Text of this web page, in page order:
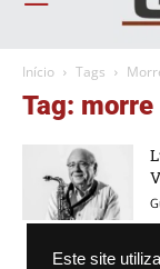
Este site
Início Tags
Tag: